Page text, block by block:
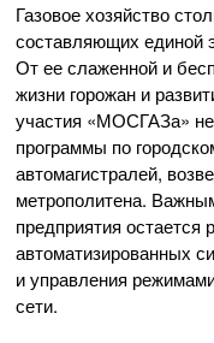
Газовое хозяйство
составляющих единой
От ее слаженной и
жизни горожан и
участия «МОСГАЗа»
программы по
автомагистралей,
метрополитена.
предприятия остается
автоматизированных
и управления
сети.